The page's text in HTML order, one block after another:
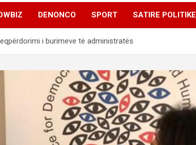
DENONCO SPORT SATIRE POLITIKE
i burimeve të administratës